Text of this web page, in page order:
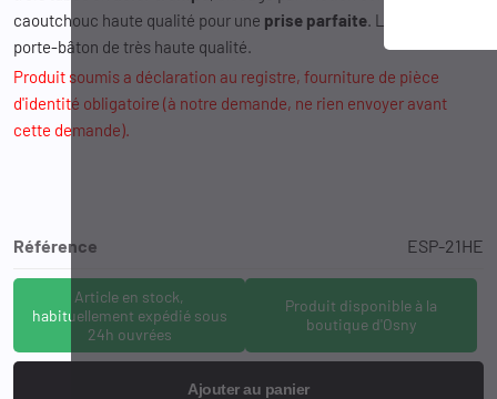
caoutchouc haute qualité pour une prise parfaite . Livré avec un
porte-bâton de très haute qualité.
Produit soumis a déclaration au registre, fourniture de pièce
d'identité obligatoire (à notre demande, ne rien envoyer avant
cette demande).
Référence ESP-21HE
Article en stock,
habituellement expédié sous
24h ouvrées
Produit disponible à la
boutique d'Osny
Ajouter au panier